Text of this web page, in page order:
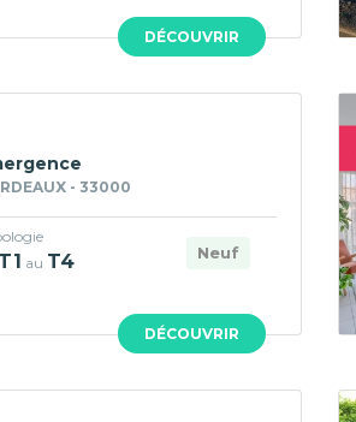
DÉCOUVRIR
DÉCOUVRIR
- 33000
Neuf
T1 au T4